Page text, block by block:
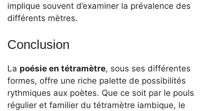
implique souvent d’examiner la prévalence des
différents mètres.
Conclusion
La poésie en tétramètre, sous ses différentes
formes, offre une riche palette de possibilités
rythmiques aux poètes. Que ce soit par le pouls
régulier et familier du tétramètre iambique, le